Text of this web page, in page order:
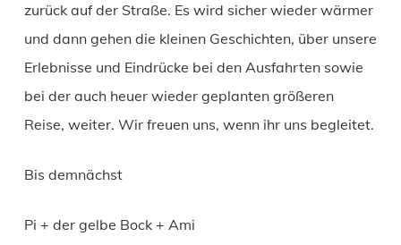
zurück auf der Straße. Es wird sicher wieder wärmer
und dann gehen die kleinen Geschichten, über unsere
Erlebnisse und Eindrücke bei den Ausfahrten sowie
bei der auch heuer wieder geplanten größeren
Reise, weiter. Wir freuen uns, wenn ihr uns begleitet.
Bis demnächst
Pi + der gelbe Bock + Ami